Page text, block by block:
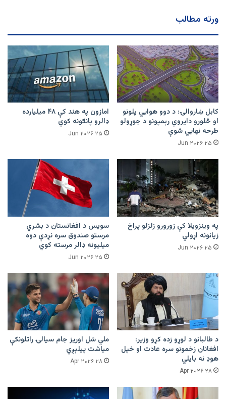
ورته مطالب
کابل ښاروالۍ: د دوو هوايي پلونو
او څلورو دایروي رېمپونو د جوړولو
طرحه نهایي شوې
۲۵ Jun ۲۰۲۶
امازون په هند کې ۴۸ میلیارده
ډالرو پانګونه کوي
۲۵ Jun ۲۰۲۶
په وینزویلا کې زورورو زلزلو پراخ
زیانونه اړولي
۲۵ Jun ۲۰۲۶
سویس د افغانستان د بشري
مرستو صندوق سره نږدې دوه
میلیونه ډالر مرسته کوي
۲۵ Jun ۲۰۲۶
د طالبانو د لوړو زده کړو وزیر:
افغانان زخمونو سره عادت او خپل
هوډ نه بایلي
۲۸ Apr ۲۰۲۶
ملي شل اوریز جام سیالۍ راتلونکې
میاشت پیلېږي
۲۸ Apr ۲۰۲۶